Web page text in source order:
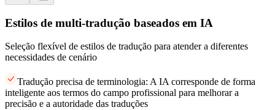
Estilos de multi-tradução baseados em IA
Seleção flexível de estilos de tradução para atender a diferentes
necessidades de cenário
Tradução precisa de terminologia: A IA corresponde de forma
inteligente aos termos do campo profissional para melhorar a
precisão e a autoridade das traduções